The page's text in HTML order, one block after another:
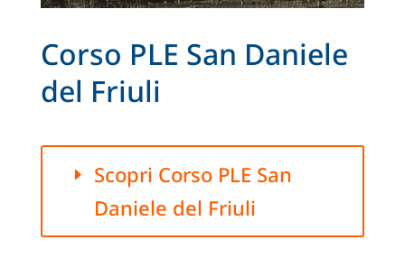
Corso PLE San Daniele
del Friuli
Scopri Corso PLE San
Daniele del Friuli